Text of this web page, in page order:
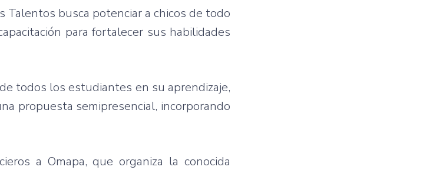
Talentos busca potenciar a chicos de todo
para fortalecer sus habilidades
todos los estudiantes en su aprendizaje,
propuesta semipresencial, incorporando
a Omapa, que organiza la conocida